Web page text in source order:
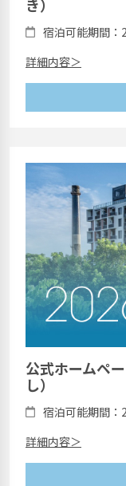
き）
宿泊可能期間
詳細内容＞
公式ホームペ
し）
宿泊可能期間
詳細内容＞